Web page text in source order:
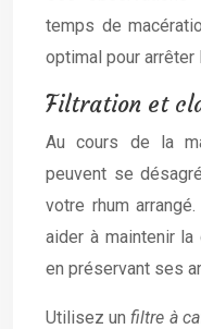
temps de
optimal pour arrêter
Filtration et
Au cours de la
peuvent se
votre rhum
aider à maintenir
en préservant ses
Utilisez unfiltre à